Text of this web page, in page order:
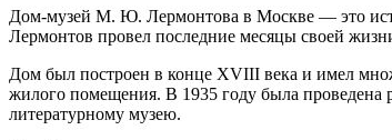
Дом-музей М. Ю. Лермонтова в Москве — это
Лермонтов провел последние месяцы своей
Дом был построен в конце XVIII века и имел
жилого помещения. В 1935 году была проведена
литературному музею.